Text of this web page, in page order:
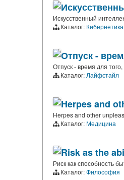
Искусственный
Каталог: Кибернетика
Отпуск -
Отпуск - время для
Каталог: Лайфстайл
Herpes and
Herpes and other
Каталог: Медицина
Risk as the
Риск как способность
Каталог:Философия